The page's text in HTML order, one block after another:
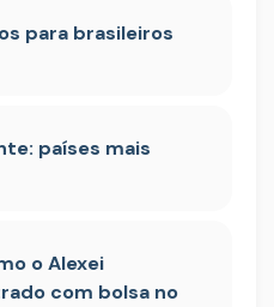
para brasileiros
países mais
o Alexei
com bolsa no